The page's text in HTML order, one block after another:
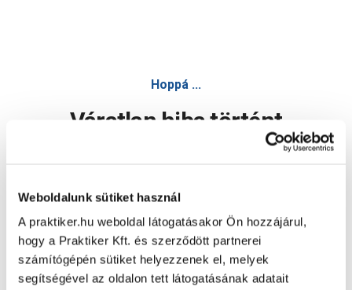
Weboldalunk sütiket használ
A praktiker.hu weboldal látogatásakor Ön hozzájárul,
hogy a Praktiker Kft. és szerződött partnerei
számítógépén sütiket helyezzenek el, melyek
segítségével az oldalon tett látogatásának adatait
Hoppá ...
Váratlan hiba történt
Oldal újratöltése